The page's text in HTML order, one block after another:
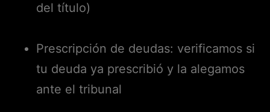
del título)
Prescripción de deudas: verificamos si
tu deuda ya prescribió y la alegamos
ante el tribunal